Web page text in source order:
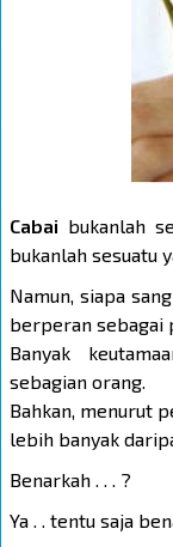
Cabai bukanlah
bukanlah sesuatu
Namun, siapa
berperan sebagai
Banyak
sebagian orang.
Bahkan, menurut
lebih banyak
Benarkah . . . ?
Ya . . tentu saja